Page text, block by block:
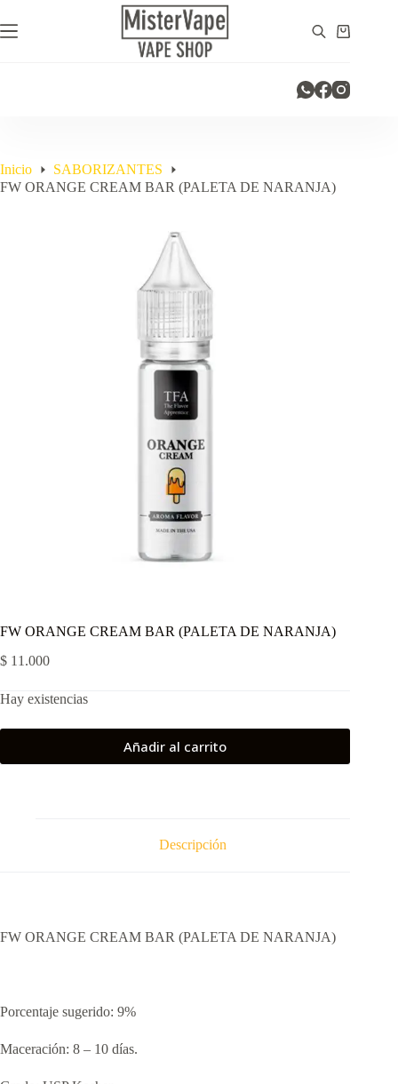
al
contenido
Carro
Inicio
SABORIZANTES
FW ORANGE CREAM BAR (PALETA DE NARANJA)
FW ORANGE CREAM BAR (PALETA DE NARANJA)
$ 11.000
Hay existencias
Añadir al carrito
Descripción
FW ORANGE CREAM BAR (PALETA DE NARANJA)
Porcentaje sugerido: 9%
Maceración: 8 – 10 días.